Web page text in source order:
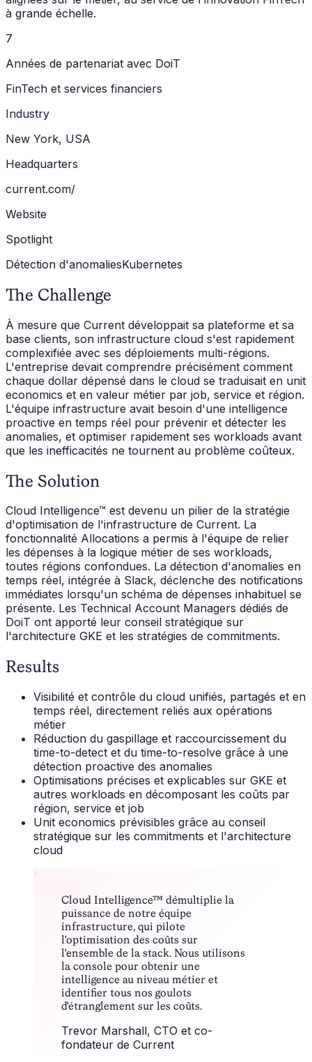
à grande échelle.
7
Années de partenariat avec DoiT
FinTech et services financiers
Industry
New York, USA
Headquarters
current.com/
Website
Spotlight
Détection d'anomaliesKubernetes
The Challenge
À mesure que Current développait sa plateforme et sa
base clients, son infrastructure cloud s'est rapidement
complexifiée avec ses déploiements multi-régions.
L'entreprise devait comprendre précisément comment
chaque dollar dépensé dans le cloud se traduisait en unit
economics et en valeur métier par job, service et région.
L'équipe infrastructure avait besoin d'une intelligence
proactive en temps réel pour prévenir et détecter les
anomalies, et optimiser rapidement ses workloads avant
que les inefficacités ne tournent au problème coûteux.
The Solution
Cloud Intelligence™ est devenu un pilier de la stratégie
d'optimisation de l'infrastructure de Current. La
fonctionnalité Allocations a permis à l'équipe de relier
les dépenses à la logique métier de ses workloads,
toutes régions confondues. La détection d'anomalies en
temps réel, intégrée à Slack, déclenche des notifications
immédiates lorsqu'un schéma de dépenses inhabituel se
présente. Les Technical Account Managers dédiés de
DoiT ont apporté leur conseil stratégique sur
l'architecture GKE et les stratégies de commitments.
Results
Visibilité et contrôle du cloud unifiés, partagés et en
temps réel, directement reliés aux opérations
métier
Réduction du gaspillage et raccourcissement du
time-to-detect et du time-to-resolve grâce à une
détection proactive des anomalies
Optimisations précises et explicables sur GKE et
autres workloads en décomposant les coûts par
région, service et job
Unit economics prévisibles grâce au conseil
stratégique sur les commitments et l'architecture
cloud
“
Cloud Intelligence™ démultiplie la
puissance de notre équipe
infrastructure, qui pilote
l'optimisation des coûts sur
l'ensemble de la stack. Nous utilisons
la console pour obtenir une
intelligence au niveau métier et
identifier tous nos goulots
d'étranglement sur les coûts.
Trevor Marshall, CTO et co-
fondateur de Current